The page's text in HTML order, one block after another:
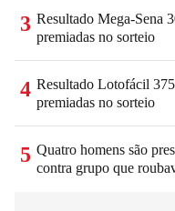
3 Resultado Mega-Sena
premiadas no sorteio
4 Resultado Lotofácil
premiadas no sorteio
5 Quatro homens são
contra grupo que